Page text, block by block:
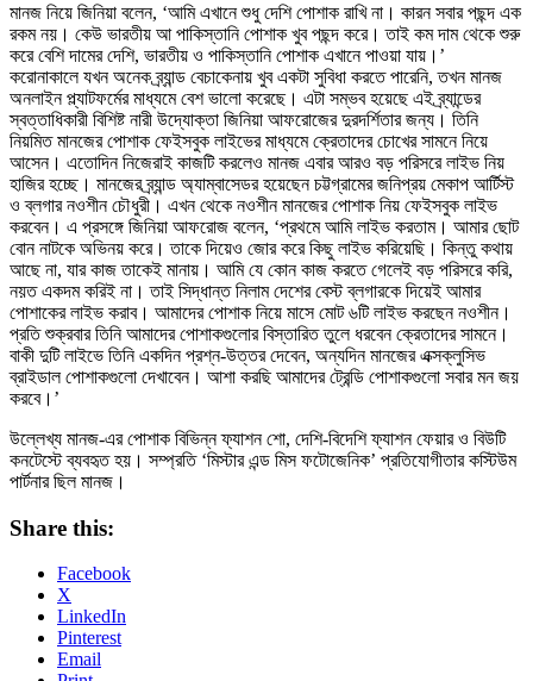
মানজ নিয়ে জিনিয়া বলেন, ‘আমি এখানে শুধু দেশি পোশাক রাখি না। কারন সবার পছন্দ এক
রকম নয়। কেউ ভারতীয় আ পাকিস্তানি পোশাক খুব পছন্দ করে। তাই কম দাম থেকে শুরু
করে বেশি দামের দেশি, ভারতীয় ও পাকিস্তানি পোশাক এখানে পাওয়া যায়।’
করোনাকালে যখন অনেক ব্র্যান্ড বেচাকেনায় খুব একটা সুবিধা করতে পারেনি, তখন মানজ
অনলাইন প্ল্যাটফর্মের মাধ্যমে বেশ ভালো করেছে। এটা সম্ভব হয়েছে এই ব্র্যান্ডের
স্বত্তাধিকারী বিশিষ্ট নারী উদ্যোক্তা জিনিয়া আফরোজের দুরদর্শিতার জন্য। তিনি
নিয়মিত মানজের পোশাক ফেইসবুক লাইভের মাধ্যমে ক্রেতাদের চোখের সামনে নিয়ে
আসেন। এতোদিন নিজেরাই কাজটি করলেও মানজ এবার আরও বড় পরিসরে লাইভ নিয়
হাজির হচ্ছে। মানজের ব্র্যান্ড অ্যাম্বাসেডর হয়েছেন চট্টগ্রামের জনিপ্রয় মেকাপ আর্টিস্ট
ও ব্লগার নওশীন চৌধুরী। এখন থেকে নওশীন মানজের পোশাক নিয় ফেইসবুক লাইভ
করবেন। এ প্রসঙ্গে জিনিয়া আফরোজ বলেন, ‘প্রথমে আমি লাইভ করতাম। আমার ছোট
বোন নাটকে অভিনয় করে। তাকে দিয়েও জোর করে কিছু লাইভ করিয়েছি। কিন্তু কথায়
আছে না, যার কাজ তাকেই মানায়। আমি যে কোন কাজ করতে গেলেই বড় পরিসরে করি,
নয়ত একদম করিই না। তাই সিদ্ধান্ত নিলাম দেশের বেস্ট ব্লগারকে দিয়েই আমার
পোশাকের লাইভ করাব। আমাদের পোশাক নিয়ে মাসে মোট ৬টি লাইভ করছেন নওশীন।
প্রতি শুক্রবার তিনি আমাদের পোশাকগুলোর বিস্তারিত তুলে ধরবেন ক্রেতাদের সামনে।
বাকী দুটি লাইভে তিনি একদিন প্রশ্ন-উত্তর দেবেন, অন্যদিন মানজের এক্সক্লুসিভ
ব্রাইডাল পোশাকগুলো দেখাবেন। আশা করছি আমাদের ট্রেন্ডি পোশাকগুলো সবার মন জয়
করবে।’
উল্লেখ্য মানজ-এর পোশাক বিভিন্ন ফ্যাশন শো, দেশি-বিদেশি ফ্যাশন ফেয়ার ও বিউটি
কনটেস্টে ব্যবহৃত হয়। সম্প্রতি ‘মিস্টার এন্ড মিস ফটোজেনিক’ প্রতিযোগীতার কস্টিউম
পার্টনার ছিল মানজ।
Share this:
Facebook
X
LinkedIn
Pinterest
Email